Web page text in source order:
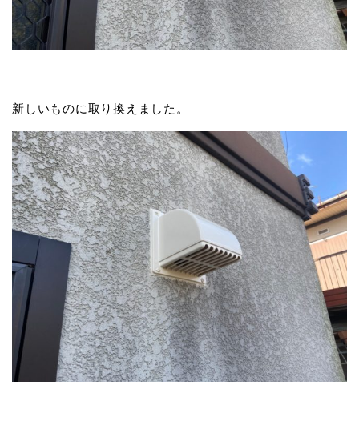
新しいものに取り換えました。